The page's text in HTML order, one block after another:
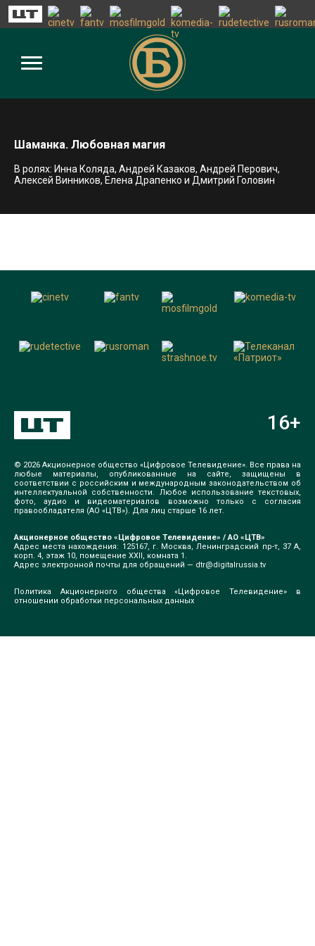
Шаманка. Любовная магия
В ролях: Инна Коляда, Андрей Казаков, Андрей Перович,
Алексей Винников, Елена Драпенко и Дмитрий Головин
© 2026 Акционерное общество «Цифровое Телевидение». Все права на
любые материалы, опубликованные на сайте, защищены в
соответствии с российским и международным законодательством об
интеллектуальной собственности. Любое использование текстовых,
фото, аудио и видеоматериалов возможно только с согласия
правообладателя (АО «ЦТВ»). Для лиц старше 16 лет.
Акционерное общество «Цифровое Телевидение» / АО «ЦТВ»
Адрес места нахождения: 125167, г. Москва, Ленинградский пр-т, 37 А,
корп. 4, этаж 10, помещение XXII, комната 1.
Адрес электронной почты для обращений — dtr@digitalrussia.tv
Политика Акционерного общества «Цифровое Телевидение» в
отношении обработки персональных данных
16+